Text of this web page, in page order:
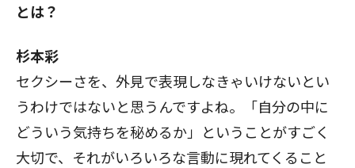
とは？
杉本彩
セクシーさを、外見で表現しなきゃいけないとい
うわけではないと思うんですよね。「自分の中に
どういう気持ちを秘めるか」ということがすごく
大切で、それがいろいろな言動に現れてくること